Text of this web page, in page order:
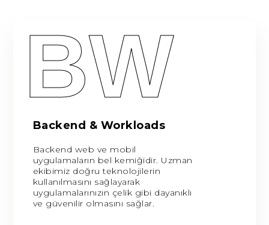
BW
Backend & Workloads
Backend web ve mobil
uygulamaların bel kemiğidir. Uzman
ekibimiz doğru teknolojilerin
kullanılmasını sağlayarak
uygulamalarınızın çelik gibi dayanıklı
ve güvenilir olmasını sağlar.